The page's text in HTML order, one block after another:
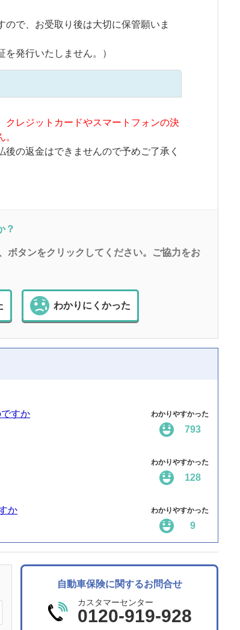
で、お受取り後は大切に保管願いま
を発行いたしません。）
クレジットカードやスマートフォンの決
後の返金はできませんので予めご了承く
？
ボタンをクリックしてください。ご協力をお
わかりにくかった
すか わかりやすかった
793
わかりやすかった
128
か わかりやすかった
9
自動車保険に関するお問合せ
カスタマーセンター
0120-919-928